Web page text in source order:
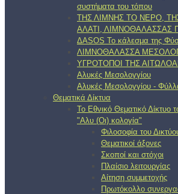
συστήματα του τόπου
ΤΗΣ ΛΙΜΝΗΣ ΤΟ ΝΕΡΟ,
ΑΛΑΤΙ, ΛΙΜΝΟΘΑΛΑΣΣΑΣ
ΔΑSOS Το κάλεσμα της
ΛΙΜΝΟΘΑΛΑΣΣΑ
ΥΓΡΟΤΟΠΟΙ ΤΗΣ
Αλυκές Μεσολογγίου
Αλυκές Μεσολογγίου -
Θεματικά Δίκτυα
Το Εθνικό Θεματικό
"Αλυ (Oι) κολογία"
Φιλοσοφία του
Θεματικοί άξονες
Σκοποί και στόχοι
Πλαίσιο λειτουργίας
Αίτηση συμμετοχής
Πρωτόκολλο